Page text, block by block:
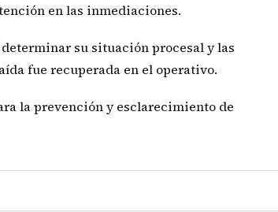
en las inmediaciones.
su situación procesal y las
fue recuperada en el operativo.
la prevención y esclarecimiento de